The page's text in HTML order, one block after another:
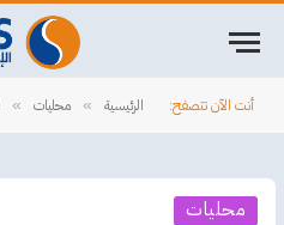
أنت الآن تتصفح: الرئيسية » محليات »
محليات